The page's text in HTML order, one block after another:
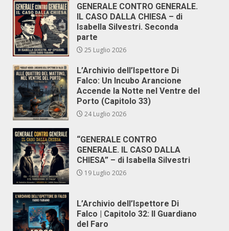
GENERALE CONTRO GENERALE.
IL CASO DALLA CHIESA – di
Isabella Silvestri. Seconda
parte
25 Luglio 2026
L’Archivio dell’Ispettore Di
Falco: Un Incubo Arancione
Accende la Notte nel Ventre del
Porto (Capitolo 33)
24 Luglio 2026
“GENERALE CONTRO
GENERALE. IL CASO DALLA
CHIESA” – di Isabella Silvestri
19 Luglio 2026
L’Archivio dell’Ispettore Di
Falco | Capitolo 32: Il Guardiano
del Faro